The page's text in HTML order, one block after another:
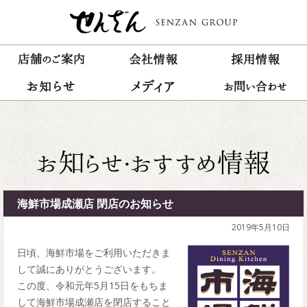
海鮮市場成瀬店 閉店のお知らせ
2019年5月10日
日頃、海鮮市場をご利用いただきま
して誠にありがとうございます。
この度、令和元年5月15日をもちま
して海鮮市場成瀬店を閉店すること